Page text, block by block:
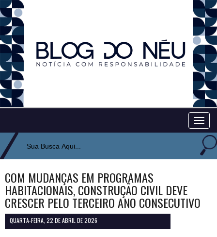
COM MUDANÇAS EM PROGRAMAS
HABITACIONAIS, CONSTRUÇÃO CIVIL DEVE
CRESCER PELO TERCEIRO ANO CONSECUTIVO
QUARTA-FEIRA, 22 DE ABRIL DE 2026